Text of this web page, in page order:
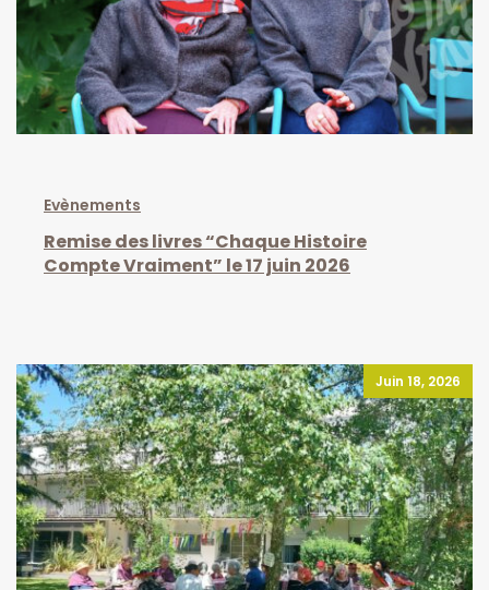
Evènements
Remise des livres “Chaque Histoire
Compte Vraiment” le 17 juin 2026
Juin 18, 2026